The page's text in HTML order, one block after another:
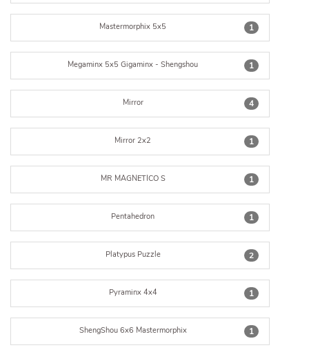
1
Mastermorphix 5x5
1
Megaminx 5x5 Gigaminx - Shengshou
4
Mirror
1
Mirror 2x2
1
MR MAGNETICO S
1
Pentahedron
2
Platypus Puzzle
1
Pyraminx 4x4
1
ShengShou 6x6 Mastermorphix